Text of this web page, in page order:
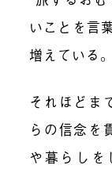
いことを言
増えている。
それほどま
らの信念を
や暮らしを